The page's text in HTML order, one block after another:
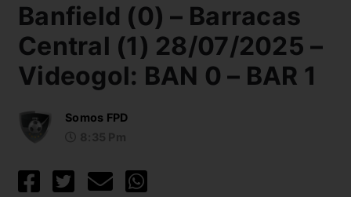
Banfield (0) – Barracas
Central (1) 28/07/2025 –
Videogol: BAN 0 – BAR 1
Somos FPD